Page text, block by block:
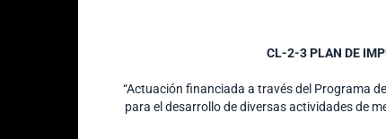
CL-2-3 PLAN DE
“Actuación financiada a través del Programa
para el desarrollo de diversas actividades de